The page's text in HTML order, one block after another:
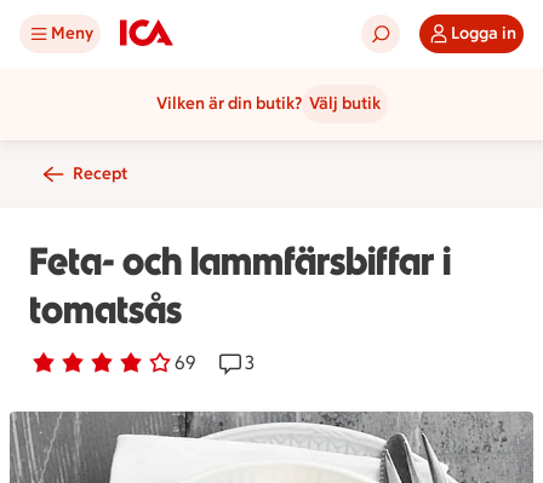
Meny Logga in
Vilken är din butik? Välj butik
Recept
Feta- och lammfärsbiffar i
tomatsås
Betyg 3.8 av 5. 69
69 personer har röstatReceptet har 3 kommentarer
3